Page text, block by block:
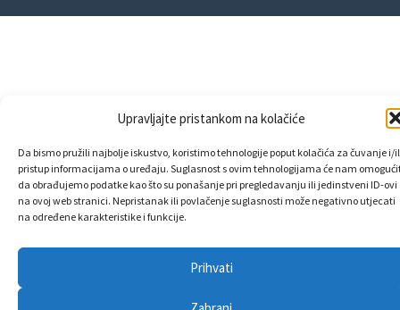
Upravljajte pristankom na kolačiće
Da bismo pružili najbolje iskustvo, koristimo tehnologije poput kolačića za čuvanje i/
pristup informacijama o uređaju. Suglasnost s ovim tehnologijama će nam
da obrađujemo podatke kao što su ponašanje pri pregledavanju ili jedinstveni ID-ovi
na ovoj web stranici. Nepristanak ili povlačenje suglasnosti može negativno utjecati
na određene karakteristike i funkcije.
Prihvati